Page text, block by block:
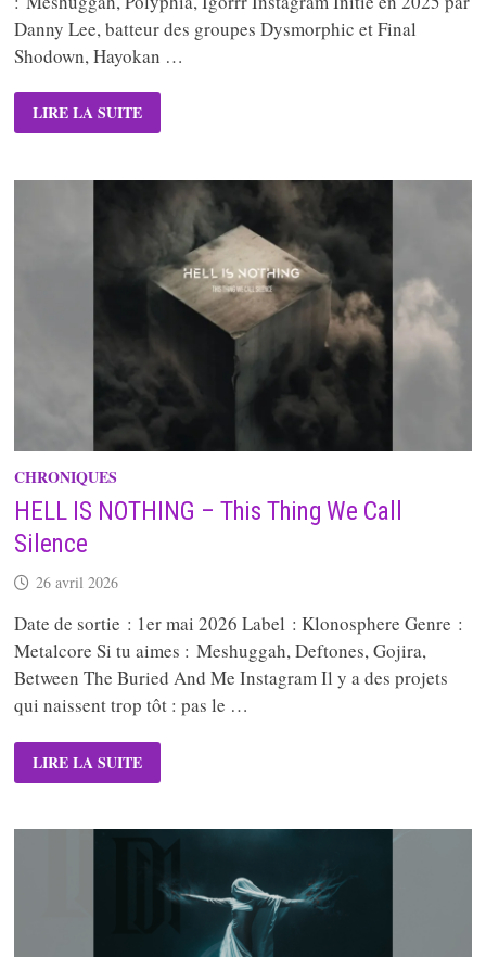
Danny Lee, batteur des groupes Dysmorphic et Final
Shodown, Hayokan …
HAYOKAN
–
HEART
FOREST
LIRE LA SUITE
CHRONIQUES
HELL IS NOTHING – This Thing We Call
Silence
26 avril 2026
Date de sortie : 1er mai 2026 Label : Klonosphere Genre :
Metalcore Si tu aimes : Meshuggah, Deftones, Gojira,
Between The Buried And Me Instagram Il y a des projets
qui naissent trop tôt : pas le …
HELL
IS
NOTHING
THING
LIRE LA SUITE